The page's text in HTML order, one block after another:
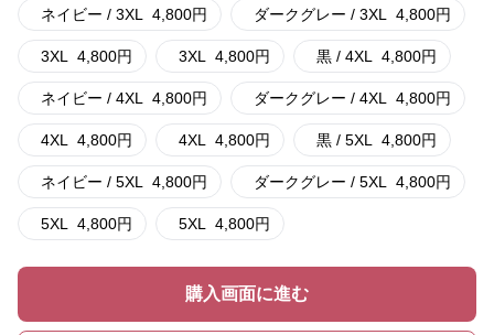
ネイビー / 3XL 4,800円 ダークグレー / 3XL 4,800円
3XL 4,800円 3XL 4,800円 黒 / 4XL 4,800円
ネイビー / 4XL 4,800円 ダークグレー / 4XL 4,800円
4XL 4,800円 4XL 4,800円 黒 / 5XL 4,800円
ネイビー / 5XL 4,800円 ダークグレー / 5XL 4,800円
5XL 4,800円 5XL 4,800円
購入画面に進む